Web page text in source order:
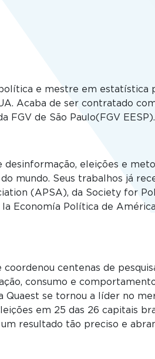
e mestre em estatística
Acaba de ser contratado
FGV de São Paulo(FGV EESP).
desinformação, eleições e
mundo. Seus trabalhos já
(APSA), da Society for
Economía Política de
coordenou centenas de
consumo e
Quaest se tornou a líder no
em 25 das 26 capitais
resultado tão preciso e